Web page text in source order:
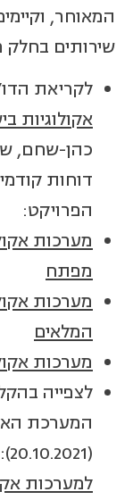
המאוחר,
שירותים בחלק
לקריאת
אקולוגיות
דוחות
הפרויקט:
מערכות
מפתח
מערכות
המלאים
מערכות
לצפייה
המערכת
(20.10.2021):
למערכות